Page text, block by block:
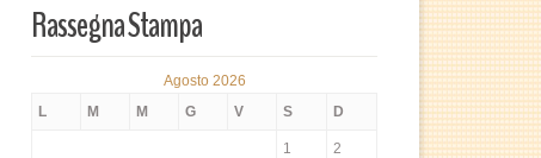
Rassegna Stampa
Agosto 2026
L
M M G V S D
1 2